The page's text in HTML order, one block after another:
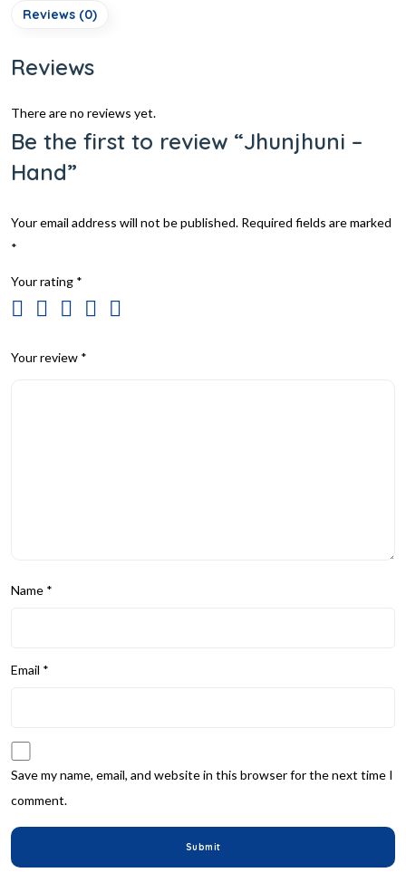
Reviews (0)
Reviews
There are no reviews yet.
Be the first to review “Jhunjhuni –
Hand”
Your email address will not be published. Required fields are marked
*
Your rating *
Your review *
Name *
Email *
Save my name, email, and website in this browser for the next time I
comment.